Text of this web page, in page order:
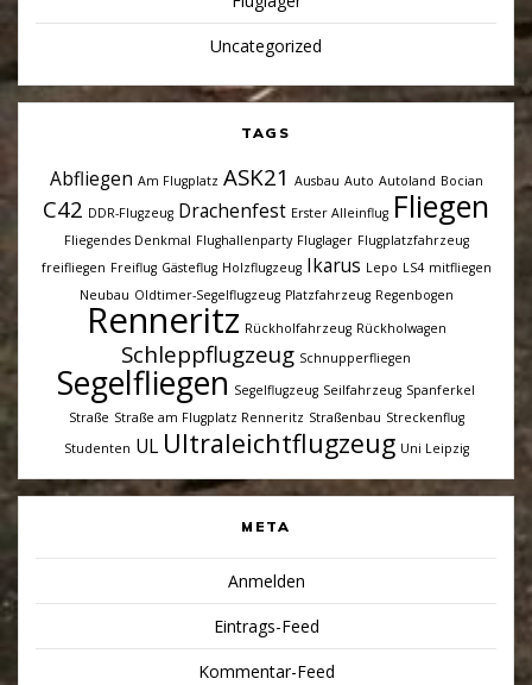
Uncategorized
TAGS
Abfliegen Am Flugplatz ASK21 Ausbau Auto Autoland Bocian
C42 DDR-Flugzeug Drachenfest Erster Alleinflug Fliegen
Fliegendes Denkmal Flughallenparty Fluglager Flugplatzfahrzeug
freifliegen Freiflug Gästeflug Holzflugzeug Ikarus Lepo LS4 mitfliegen
Neubau Oldtimer-Segelflugzeug Platzfahrzeug Regenbogen
Renneritz Rückholfahrzeug Rückholwagen
Schleppflugzeug Schnupperfliegen
Segelfliegen Segelflugzeug Seilfahrzeug Spanferkel
Straße Straße am Flugplatz Renneritz Straßenbau Streckenflug
Studenten UL Ultraleichtflugzeug Uni Leipzig
META
Anmelden
Eintrags-Feed
Kommentar-Feed